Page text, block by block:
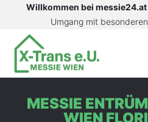
Willkommen bei messie24.at
Umgang mit
S
T
MESSIE
WIEN